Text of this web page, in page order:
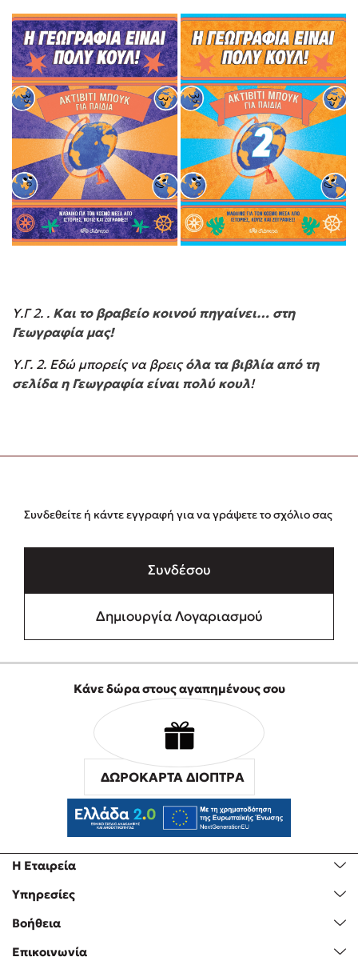
Υ.Γ 2. . Και το βραβείο κοινού πηγαίνει… στη
Γεωγραφία μας!
Υ.Γ. 2. Εδώ μπορείς να βρειςόλα τα βιβλία από τη
σελίδα η Γεωγραφία είναι πολύ κουλ!
Συνδεθείτε ή κάντε εγγραφή για να γράψετε το σχόλιο σας
Συνδέσου
Δημιουργία Λογαριασμού
Η Εταιρεία
Υπηρεσίες
Βοήθεια
Επικοινωνία
Κάνε δώρα στους αγαπημένους σου
ΔΩΡΟΚΑΡΤΑ ΔΙΟΠΤΡΑ